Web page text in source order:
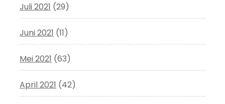
Juli 2021 (29)
Juni 2021 (11)
Mei 2021 (63)
April 2021 (42)